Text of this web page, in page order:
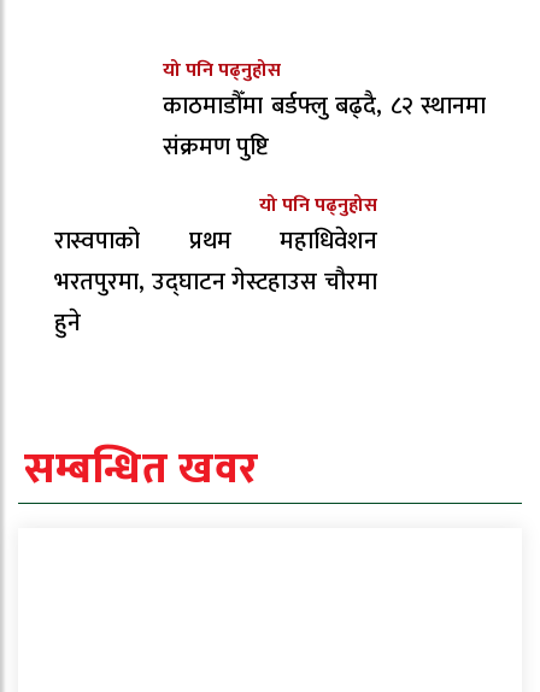
यो पनि पढ्नुहोस
काठमाडौँमा बर्डफ्लु बढ्दै, ८२ स्थानमा
संक्रमण पुष्टि
यो पनि पढ्नुहोस
रास्वपाको प्रथम महाधिवेशन
भरतपुरमा, उद्घाटन गेस्टहाउस चौरमा
हुने
सम्बन्धित खवर